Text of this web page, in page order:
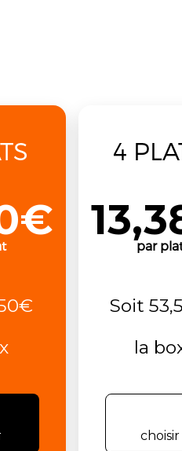
4
par
Soit
la
choisir